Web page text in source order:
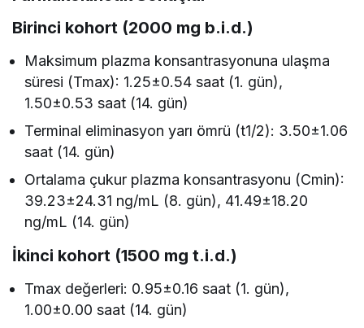
Birinci kohort (2000 mg b.i.d.)
Maksimum plazma konsantrasyonuna ulaşma
süresi (Tmax): 1.25±0.54 saat (1. gün),
1.50±0.53 saat (14. gün)
Terminal eliminasyon yarı ömrü (t1/2): 3.50±1.06
saat (14. gün)
Ortalama çukur plazma konsantrasyonu (Cmin):
39.23±24.31 ng/mL (8. gün), 41.49±18.20
ng/mL (14. gün)
İkinci kohort (1500 mg t.i.d.)
Tmax değerleri: 0.95±0.16 saat (1. gün),
1.00±0.00 saat (14. gün)